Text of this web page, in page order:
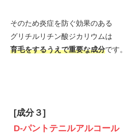
そのため炎症を防ぐ効果のある
グリチルリチン酸ジカリウムは
育毛をするうえで重要な成分です。
[成分３]
D-パントテニルアルコール